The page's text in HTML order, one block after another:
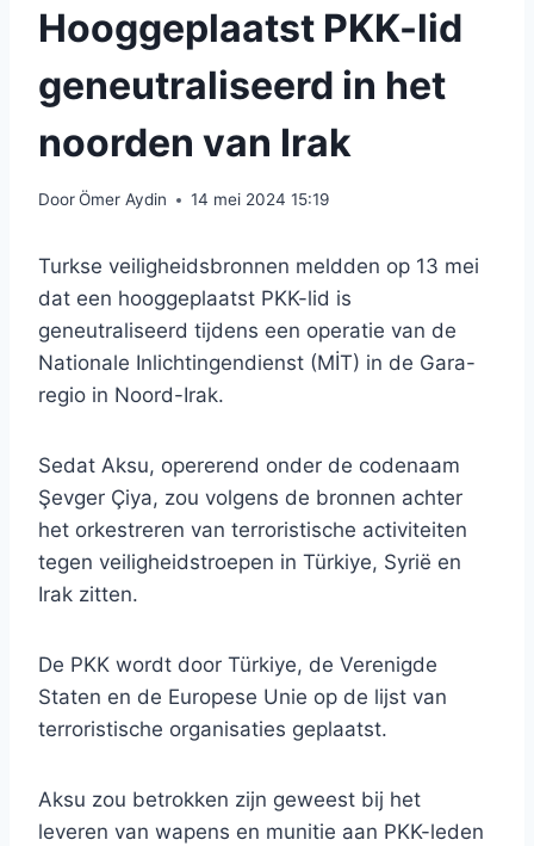
Hooggeplaatst PKK-lid
geneutraliseerd in het
noorden van Irak
DoorÖmer Aydin 14 mei 2024 15:19
Turkse veiligheidsbronnen meldden op 13 mei
dat een hooggeplaatst PKK-lid is
geneutraliseerd tijdens een operatie van de
Nationale Inlichtingendienst (MİT) in de Gara-
regio in Noord-Irak.
Sedat Aksu, opererend onder de codenaam
Şevger Çiya, zou volgens de bronnen achter
het orkestreren van terroristische activiteiten
tegen veiligheidstroepen in Türkiye, Syrië en
Irak zitten.
De PKK wordt door Türkiye, de Verenigde
Staten en de Europese Unie op de lijst van
terroristische organisaties geplaatst.
Aksu zou betrokken zijn geweest bij het
leveren van wapens en munitie aan PKK-leden